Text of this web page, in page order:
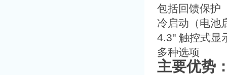
包括回馈保护
冷启动（电池
4.3" 触控式显
多种选项
主要优势